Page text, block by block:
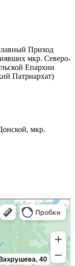
Приход
мкр. Северо-
Епархии
Патриархат)
мкр.